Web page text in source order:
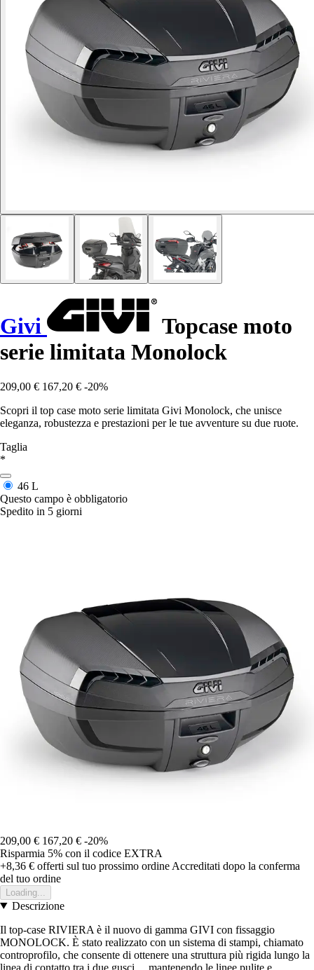
Givi
Topcase moto
serie limitata Monolock
209,00 € 167,20 € -20%
Scopri il top case moto serie limitata Givi Monolock, che unisce
eleganza, robustezza e prestazioni per le tue avventure su due ruote.
Taglia
*
46 L
Questo campo è obbligatorio
Spedito in 5 giorni
209,00 € 167,20 € -20%
Risparmia 5% con il codice EXTRA
+8,36 € offerti sul tuo prossimo ordine Accreditati dopo la conferma
del tuo ordine
Loading...
Descrizione
Il top-case RIVIERA è il nuovo di gamma GIVI con fissaggio
MONOLOCK. È stato realizzato con un sistema di stampi, chiamato
controprofilo, che consente di ottenere una struttura più rigida lungo la
linea di contatto tra i due gusci… mantenendo le linee pulite e